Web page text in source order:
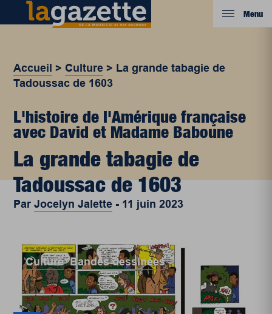
Menu
Accueil > Culture > La grande tabagie de
Tadoussac de 1603
L'histoire de l'Amérique française
avec David et Madame Baboune
La grande tabagie de
Tadoussac de 1603
ParJocelyn Jalette - 11 juin 2023
Culture,Bandes dessinées